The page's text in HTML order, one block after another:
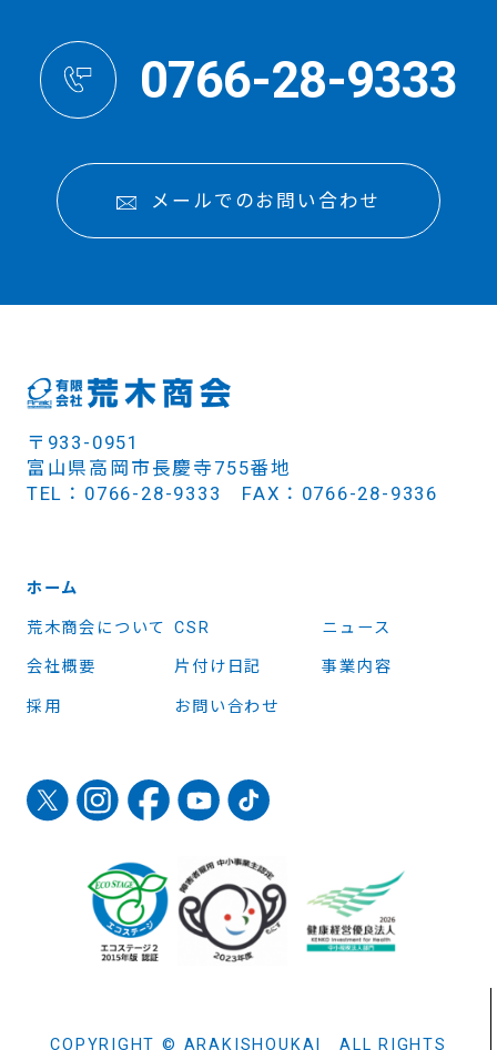
0766-28-9333
メールでのお問い合わせ
〒933-0951
富山県高岡市長慶寺755番地
TEL：0766-28-9333 FAX：0766-28-9336
ホーム
荒木商会について CSR ニュース
会社概要 片付け日記 事業内容
採用 お問い合わせ
COPYRIGHT © ARAKISHOUKAI ALL RIGHTS